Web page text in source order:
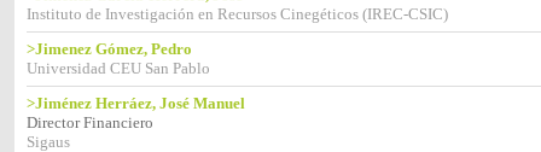
Instituto de Investigación en Recursos Cinegéticos (IREC-CSIC)
>Jimenez Gómez, Pedro
Universidad CEU San Pablo
>Jiménez Herráez, José Manuel
Director Financiero
Sigaus